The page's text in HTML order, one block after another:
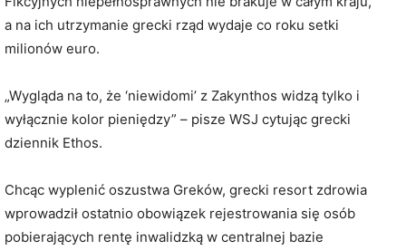
a na ich utrzymanie grecki rząd wydaje co roku setki
milionów euro.
„Wygląda na to, że ‘niewidomi’ z Zakynthos widzą tylko i
wyłącznie kolor pieniędzy” – pisze WSJ cytując grecki
dziennik Ethos.
Chcąc wyplenić oszustwa Greków, grecki resort zdrowia
wprowadził ostatnio obowiązek rejestrowania się osób
pobierających rentę inwalidzką w centralnej bazie